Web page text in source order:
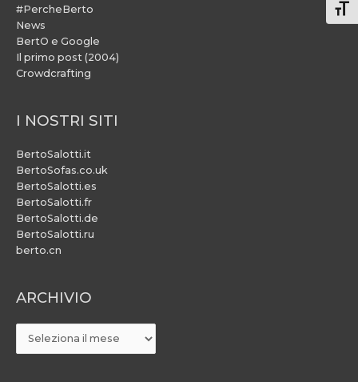
#PercheBerto
News
BertO e Google
Il primo post (2004)
Crowdcrafting
I NOSTRI SITI
BertoSalotti.it
BertoSofas.co.uk
BertoSalotti.es
BertoSalotti.fr
BertoSalotti.de
BertoSalotti.ru
berto.cn
ARCHIVIO
ARCHIVIO